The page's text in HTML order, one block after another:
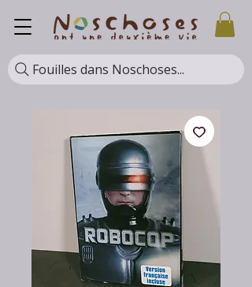
Fouilles dans Noschoses...